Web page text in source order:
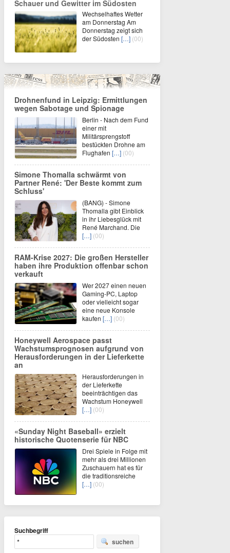
Schauer und Gewitter im Südosten
Wechselhaftes Wetter
am Donnerstag Am
Donnerstag zeigt sich
der Südosten […] (00)
Drohnenfund in Leipzig: Ermittlungen
wegen Sabotage und Spionage
Berlin - Nach dem Fund
einer mit
Militärsprengstoff
bestückten Drohne am
Flughafen […] (00)
Simone Thomalla schwärmt von
Partner René: 'Der Beste kommt zum
Schluss'
(BANG) - Simone
Thomalla gibt Einblick
in ihr Liebesglück mit
René Marchand. Die
[…] (00)
RAM-Krise 2027: Die großen Hersteller
haben ihre Produktion offenbar schon
verkauft
Wer 2027 einen neuen
Gaming-PC, Laptop
oder vielleicht sogar
eine neue Konsole
kaufen […] (00)
Honeywell Aerospace passt
Wachstumsprognosen aufgrund von
Herausforderungen in der Lieferkette
an
Herausforderungen in
der Lieferkette
beeinträchtigen das
Wachstum Honeywell
[…] (00)
«Sunday Night Baseball» erzielt
historische Quotenserie für NBC
Drei Spiele in Folge mit
mehr als drei Millionen
Zuschauern hat es für
die traditionsreiche
[…] (00)
Suchbegriff
suchen